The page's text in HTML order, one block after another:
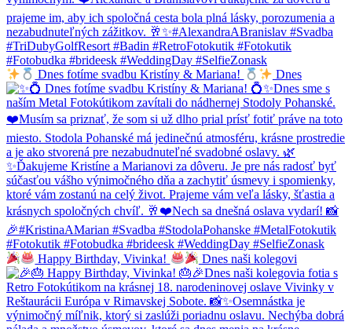
Dnes fotíme svadbu Kristíny & Mariana! Dnes
Happy Birthday, Vivinka! Dnes naši kolegovi